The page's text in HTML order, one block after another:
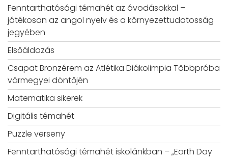
Fenntarthatósági témahét az óvodásokkal –
játékosan az angol nyelv és a környezettudatosság
jegyében
Elsőáldozás
Csapat Bronzérem az Atlétika Diákolimpia Többpróba
vármegyei döntőjén
Matematika sikerek
Digitális témahét
Puzzle verseny
Fenntarthatósági témahét iskolánkban – „Earth Day